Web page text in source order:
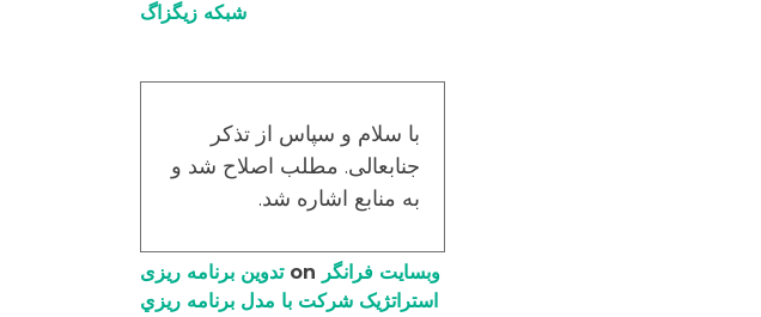
شبکه زیگزاگ
با سلام و سپاس از تذکر
جنابعالی. مطلب اصلاح شد و
به منابع اشاره شد.
وبسایت فرانگر
تدوین برنامه ریزی
استراتژیک شرکت با مدل برنامه ریزي